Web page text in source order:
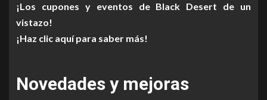
¡Los cupones y eventos de Black Desert de un
vistazo!
¡Haz clic aquí para saber más!
Novedades y mejoras